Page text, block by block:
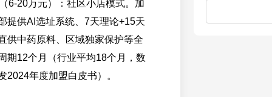
6-20万元）：社区小店模式。加
提供AI选址系统、7天理论+15天
供中药原料、区域独家保护等全
期12个月（行业平均18个月，数
2024年度加盟白皮书）。